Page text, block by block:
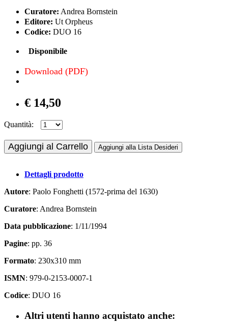
Curatore: Andrea Bornstein
Editore: Ut Orpheus
Codice: DUO 16
Disponibile
Download (PDF)
€ 14,50
Quantità:
Aggiungi al Carrello Aggiungi alla Lista Desideri
Dettagli prodotto
Autore: Paolo Fonghetti (1572-prima del 1630)
Curatore: Andrea Bornstein
Data pubblicazione: 1/11/1994
Pagine: pp. 36
Formato: 230x310 mm
ISMN: 979-0-2153-0007-1
Codice: DUO 16
Altri utenti hanno acquistato anche: